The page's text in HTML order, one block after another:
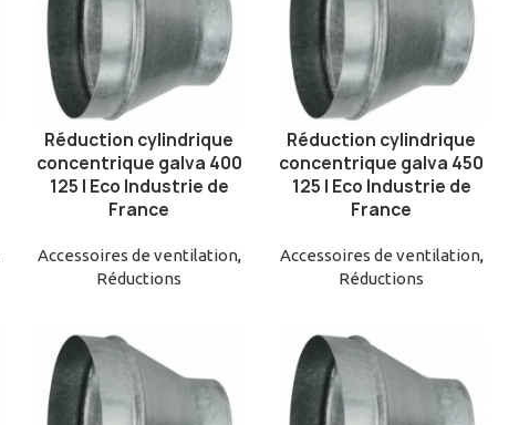
AJOUTER AU PANIER
Réduction cylindrique
concentrique galva 400
125 | Eco Industrie de
France
Accessoires de ventilation,
Réductions
AJOUTER AU PANIER
Réduction cylindrique
concentrique galva 450
125 | Eco Industrie de
France
Accessoires de ventilation,
Réductions